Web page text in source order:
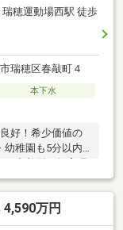
穂運動場西駅 徒歩
瑞穂区春敲町４
本下水
好！希少価値の
幼稚園も5分以内
教材となってい
ロー」は徒歩圏
！■完全自由設計
！（4LDK／
万円